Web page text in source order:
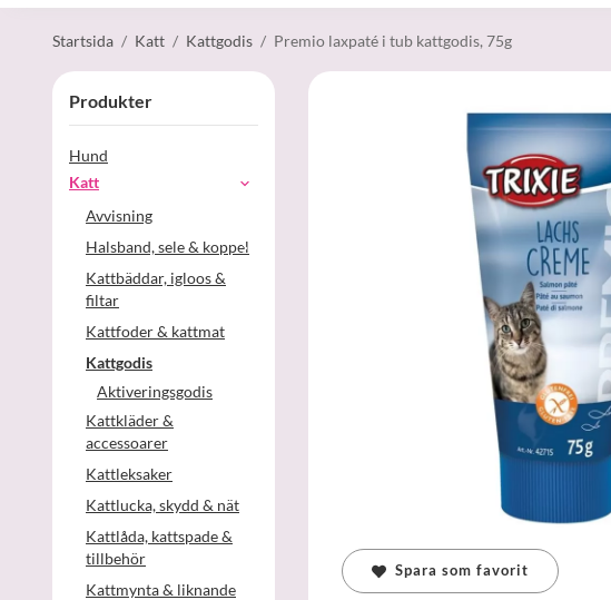
Startsida / Katt / Kattgodis / Premio laxpaté i tub kattgodis, 75g
Produkter
Hund
Katt
Avvisning
Halsband, sele & koppel
Kattbäddar, igloos &
filtar
Kattfoder & kattmat
Kattgodis
Aktiveringsgodis
Kattkläder &
accessoarer
Kattleksaker
Kattlucka, skydd & nät
Kattlåda, kattspade &
tillbehör
Kattmynta & liknande
Spara som favorit